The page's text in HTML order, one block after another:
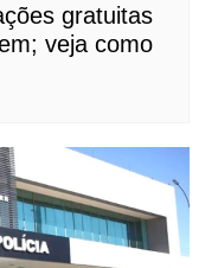
gratuitas
veja como